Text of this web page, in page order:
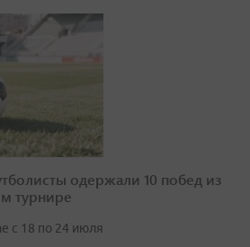
одержали 10 побед из
турнире
с 18 по 24 июля